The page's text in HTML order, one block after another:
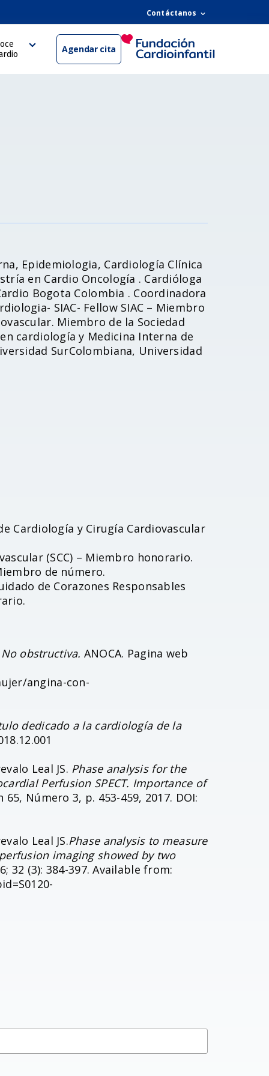
Contáctanos
Agendar cita
Epidemiologia, Cardiología Clínica
en Cardio Oncología . Cardióloga
Bogota Colombia . Coordinadora
SIAC- Fellow SIAC – Miembro
Miembro de la Sociedad
cardiología y Medicina Interna de
SurColombiana, Universidad
Cardiología y Cirugía Cardiovascular
(SCC) – Miembro honorario.
de número.
de Corazones Responsables
obstructiva. ANOCA. Pagina web
angina-con-
dedicado a la cardiología de la
Leal JS. Phase analysis for the
Perfusion SPECT. Importance of
65, Número 3, p. 453-459, 2017. DOI:
Leal JS.Phase analysis to measure
imaging showed by two
32 (3): 384-397. Available from: